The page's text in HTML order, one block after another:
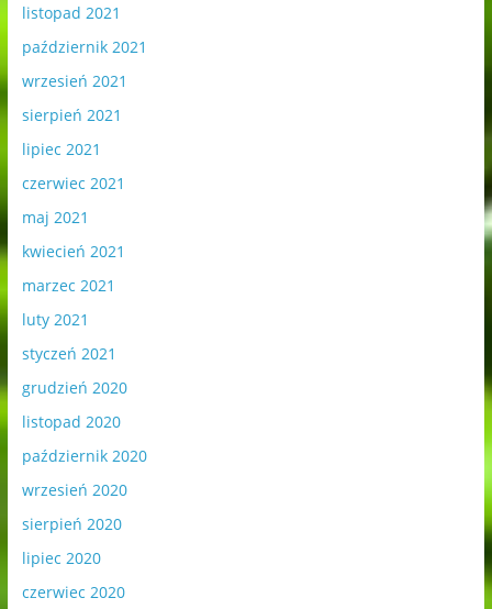
listopad 2021
październik 2021
wrzesień 2021
sierpień 2021
lipiec 2021
czerwiec 2021
maj 2021
kwiecień 2021
marzec 2021
luty 2021
styczeń 2021
grudzień 2020
listopad 2020
październik 2020
wrzesień 2020
sierpień 2020
lipiec 2020
czerwiec 2020